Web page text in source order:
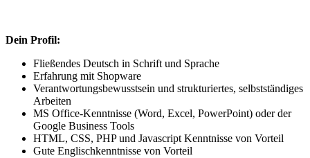
Dein Profil:
Fließendes Deutsch in Schrift und Sprache
Erfahrung mit Shopware
Verantwortungsbewusstsein und strukturiertes, selbstständiges
Arbeiten
MS Office-Kenntnisse (Word, Excel, PowerPoint) oder der
Google Business Tools
HTML, CSS, PHP und Javascript Kenntnisse von Vorteil
Gute Englischkenntnisse von Vorteil